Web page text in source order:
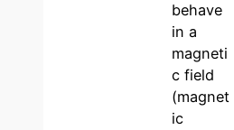
behave
in a
magneti
c field
(magnet
ic